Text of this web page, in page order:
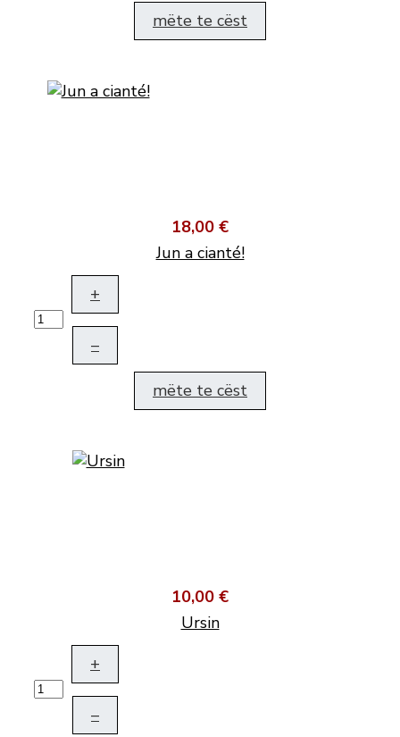
mëte te cëst
18,00 €
Jun a cianté!
+
–
mëte te cëst
10,00 €
Ursin
+
–